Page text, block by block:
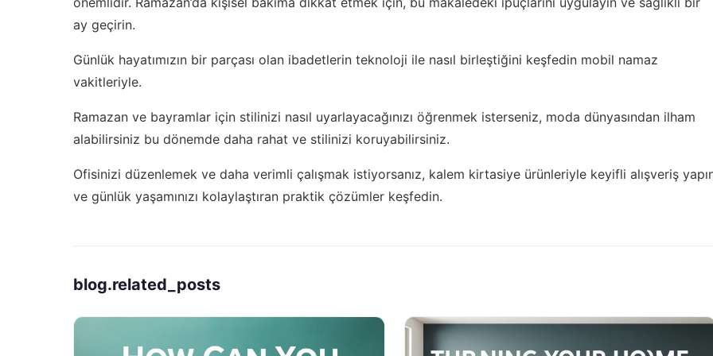
ay geçirin.
Günlük hayatımızın bir parçası olan ibadetlerin teknoloji ile nasıl birleştiğini keşfedin mobil namaz
vakitleriyle.
Ramazan ve bayramlar için stilinizi nasıl uyarlayacağınızı öğrenmek isterseniz, moda dünyasından ilham
alabilirsiniz bu dönemde daha rahat ve stilinizi koruyabilirsiniz.
Ofisinizi düzenlemek ve daha verimli çalışmak istiyorsanız, kalem kirtasiye ürünleriyle keyifli alışveriş
ve günlük yaşamınızı kolaylaştıran praktik çözümler keşfedin.
blog.related_posts